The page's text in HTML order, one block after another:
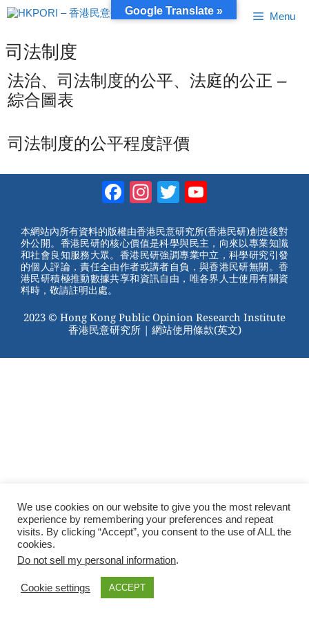
跳
至
容
Menu
司法制度
法治、司法制度的公平、法庭的公正 –
綜合圖表
司法制度的公平程度評價
Facebook
Instagram
Twitter
本網站內所有資料的版權由香港民意研究所(香港民研)創造後對
外公開。香港民研的核心價值是科學與民主，向來以專業知識
和社會良知服務大眾。香港民研強調專業中立，科學研究引發
的個人評論，責任全由作者或講者自負，與香港民研無關。香
港民研積極推動數據共享和資訊自由，唯各界人士使用有關資
料時，敬請註明出處。
2023 © Hong Kong Public Opinion Research Institute
香港民意研究所 | 網站使用條款(英文)
We use cookies on our website to give you the most relevant
experience by remembering your preferences and repeat
visits. By clicking “Accept”, you consent to the use of ALL the
cookies.
Do not sell my personal information.
Cookie settings ACCEPT
Google Translate »